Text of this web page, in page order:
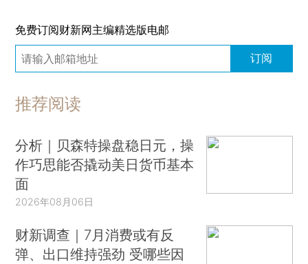
免费订阅财新网主编精选版电邮
订阅
推荐阅读
分析｜贝森特操盘稳日元，操
作巧思能否撬动美日货币基本
面
2026年08月06日
财新调查｜7月消费或有反
弹、出口维持强劲 受哪些因